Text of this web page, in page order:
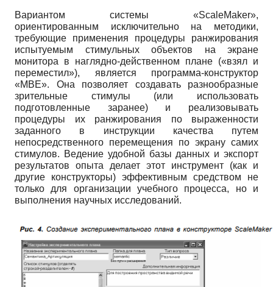
Вариантом системы «ScaleMaker»,
ориентированным исключительно на методики,
требующие применения процедуры ранжирования
испытуемым стимульных объектов на экране
монитора в наглядно-действенном плане («взял и
переместил»), является программа-конструктор
«MBE». Она позволяет создавать разнообразные
зрительные стимулы (или использовать
подготовленные заранее) и реализовывать
процедуры их ранжирования по выраженности
заданного в инструкции качества путем
непосредственного перемещения по экрану самих
стимулов. Ведение удобной базы данных и экспорт
результатов опыта делает этот инструмент (как и
другие конструкторы) эффективным средством не
только для организации учебного процесса, но и
выполнения научных исследований.